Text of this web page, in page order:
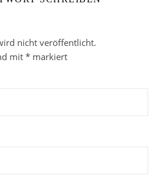
nicht veröffentlicht.
mit * markiert